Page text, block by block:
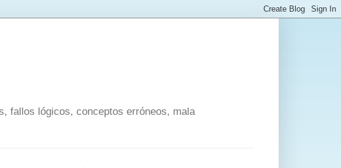
fallos lógicos, conceptos erróneos, mala